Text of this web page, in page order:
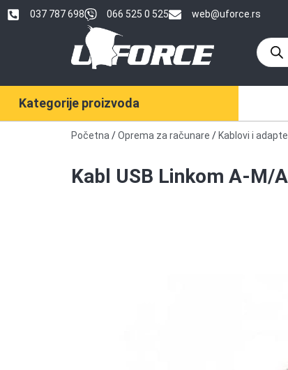
037 787 698 066 525 0 525 web@uforce.rs
Kategorije proizvoda
Početna /Oprema za računare / Kablovi i
Kabl USB Linkom A-M/